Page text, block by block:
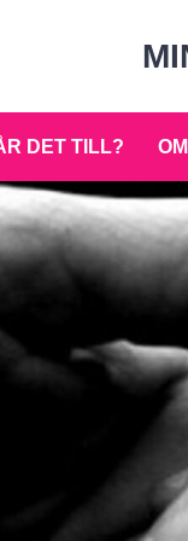
DET TILL?